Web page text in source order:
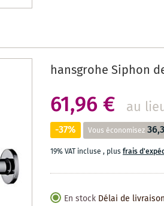
hansgrohe Siphon
61,96 € au
-37% Vous économisez
19% VAT incluse , plusfrais
En stock Délai de